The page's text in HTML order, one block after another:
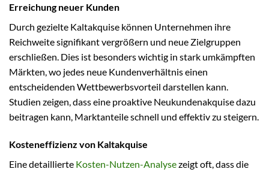
Erreichung neuer Kunden
Durch gezielte Kaltakquise können Unternehmen ihre
Reichweite signifikant vergrößern und neue Zielgruppen
erschließen. Dies ist besonders wichtig in stark umkämpften
Märkten, wo jedes neue Kundenverhältnis einen
entscheidenden Wettbewerbsvorteil darstellen kann.
Studien zeigen, dass eine proaktive Neukundenakquise dazu
beitragen kann, Marktanteile schnell und effektiv zu steigern.
Kosteneffizienz von Kaltakquise
Eine detaillierte Kosten-Nutzen-Analysezeigt oft, dass die